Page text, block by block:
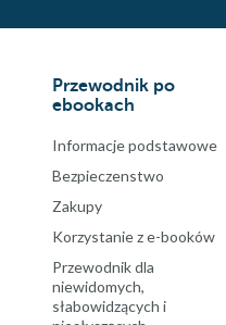
Przewodnik po
ebookach
Informacje podstawowe
Bezpieczenstwo
Zakupy
Korzystanie z e-booków
Przewodnik dla
niewidomych,
słabowidzących i